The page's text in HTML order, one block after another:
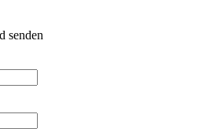
senden